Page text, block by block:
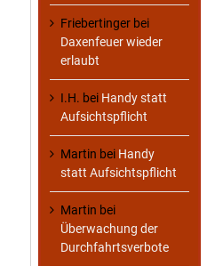
Friebertinger bei
Daxenfeuer wieder
erlaubt
I.H. bei Handy statt
Aufsichtspflicht
Martin bei Handy
statt Aufsichtspflicht
Martin bei
Überwachung der
Durchfahrtsverbote